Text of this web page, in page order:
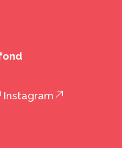
Instagram